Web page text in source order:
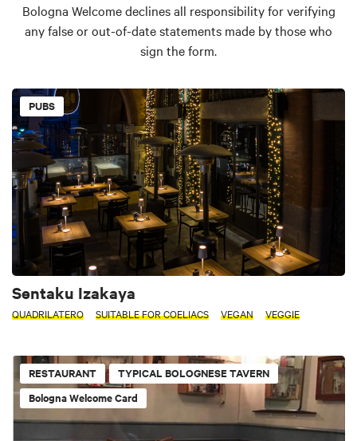
Bologna Welcome declines all responsibility for verifying
any false or out-of-date statements made by those who
sign the form.
PUBS
Sentaku Izakaya
QUADRILATERO SUITABLE FOR COELIACS VEGAN VEGGIE
RESTAURANT
TYPICAL BOLOGNESE TAVERN
Bologna Welcome Card